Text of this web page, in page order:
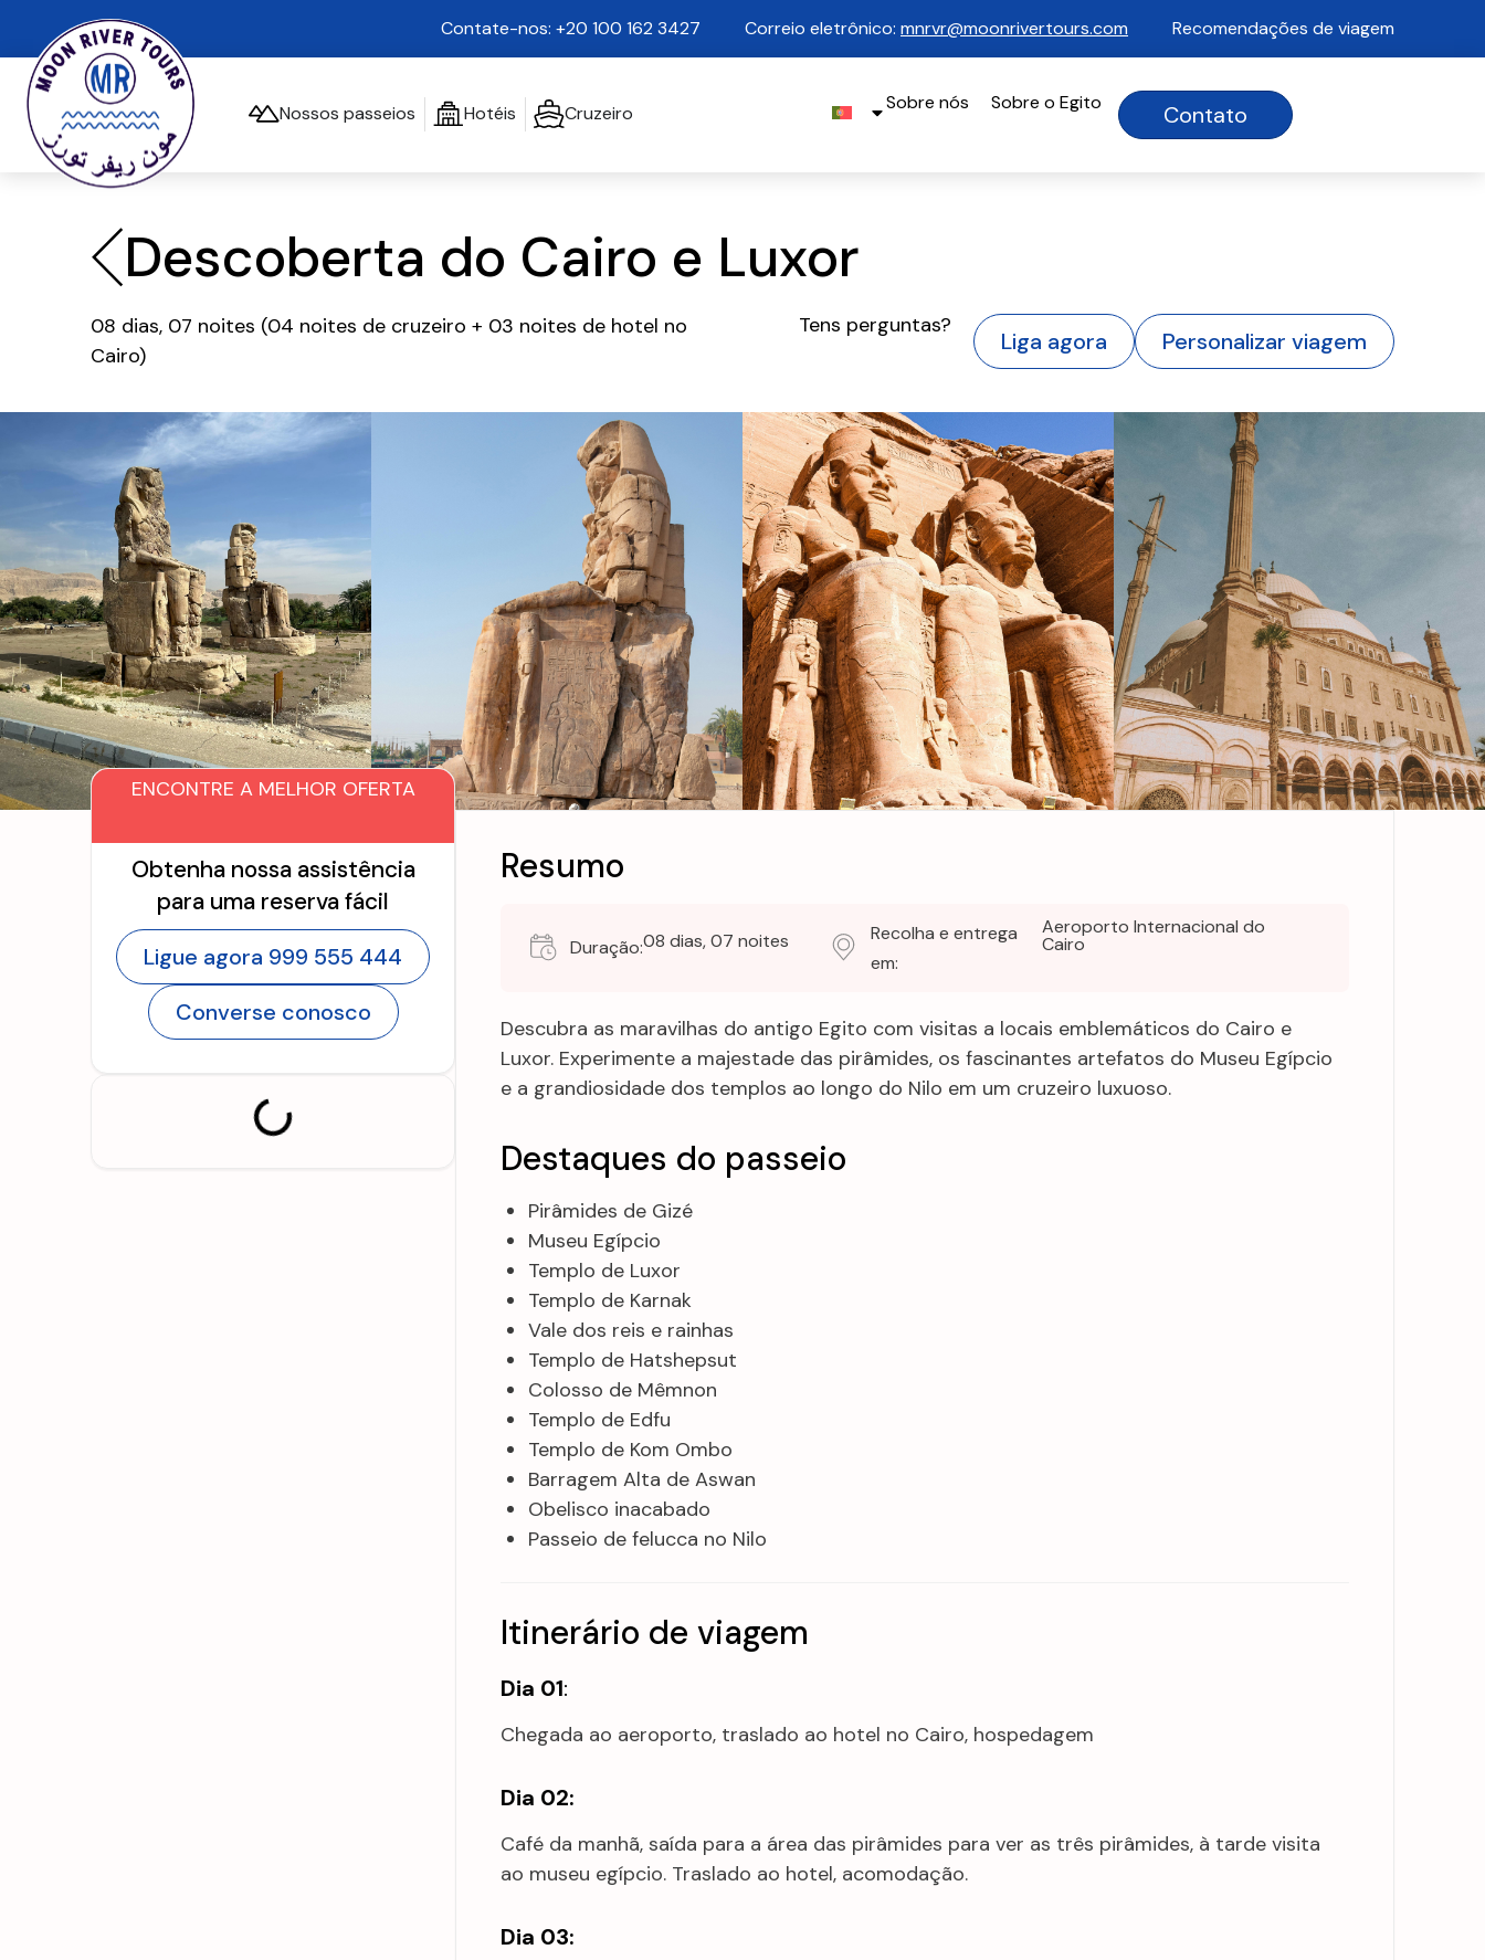
Contate-nos: +20 100 162 3427 Correio eletrônico: mnrvr@moonrivertours.com Recomendações de viagem
Nossos passeios Hotéis Cruzeiro Sobre nós Sobre o Egito Contato
Descoberta do Cairo e Luxor
08 dias, 07 noites (04 noites de cruzeiro + 03 noites de hotel no
Cairo)
Tens perguntas?
Liga agora Personalizar viagem
ENCONTRE A MELHOR OFERTA
Obtenha nossa assistência
para uma reserva fácil
Ligue agora 999 555 444
Converse conosco
Resumo
Duração:08 dias, 07 noites
Recolha e entrega
em:
Aeroporto Internacional do
Cairo
Descubra as maravilhas do antigo Egito com visitas a locais emblemáticos do Cairo e
Luxor. Experimente a majestade das pirâmides, os fascinantes artefatos do Museu Egípcio
e a grandiosidade dos templos ao longo do Nilo em um cruzeiro luxuoso.
Destaques do passeio
Pirâmides de Gizé
Museu Egípcio
Templo de Luxor
Templo de Karnak
Vale dos reis e rainhas
Templo de Hatshepsut
Colosso de Mêmnon
Templo de Edfu
Templo de Kom Ombo
Barragem Alta de Aswan
Obelisco inacabado
Passeio de felucca no Nilo
Itinerário de viagem
Dia 01:
Chegada ao aeroporto, traslado ao hotel no Cairo, hospedagem
Dia 02:
Café da manhã, saída para a área das pirâmides para ver as três pirâmides, à tarde visita
ao museu egípcio. Traslado ao hotel, acomodação.
Dia 03: